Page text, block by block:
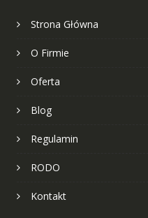
Strona Główna
O Firmie
Oferta
Blog
Regulamin
RODO
Kontakt